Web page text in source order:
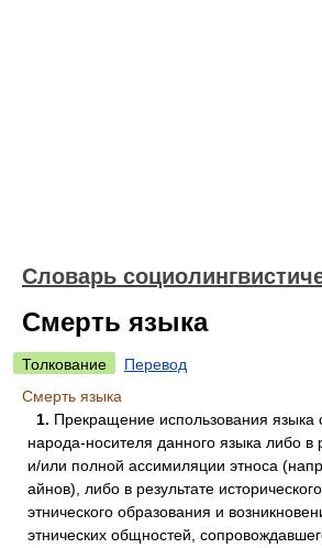
Словарь
Смерть языка
Толкование
Перевод
Смерть языка
1. Прекращение использования языка
народа-носителя данного языка либо в
и/или полной ассимиляции этноса
айнов), либо в результате
этнического образования и
этнических общностей,